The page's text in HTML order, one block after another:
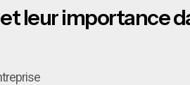
leur importance